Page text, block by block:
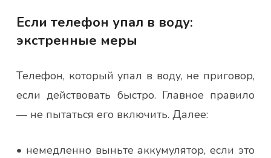
Если телефон упал в воду:
экстренные меры
Телефон, который упал в воду, не приговор,
если действовать быстро. Главное правило
— не пытаться его включить. Далее:
• немедленно выньте аккумулятор, если это